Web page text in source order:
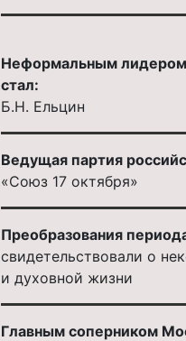
Неформальным лидером
стал:
Б.Н. Ельцин
Ведущая партия
«Союз 17 октября»
Преобразования
свидетельствовали о
и духовной жизни
Главным соперником